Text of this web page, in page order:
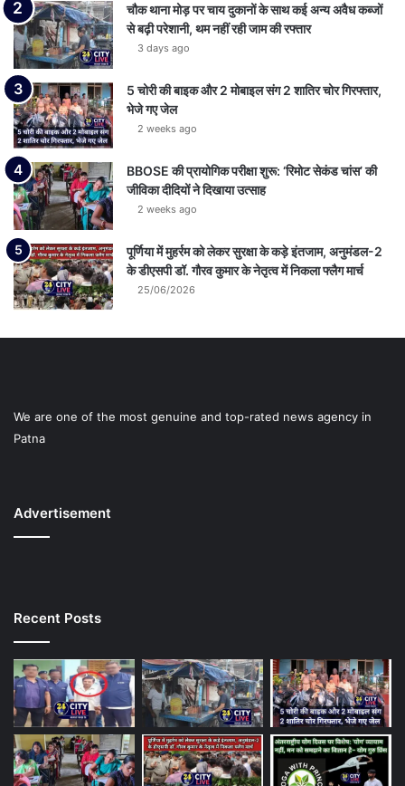
चौक थाना मोड़ पर चाय दुकानों के साथ कई अन्य अवैध कब्जों
से बढ़ी परेशानी, थम नहीं रही जाम की रफ्तार
3 days ago
5 चोरी की बाइक और 2 मोबाइल संग 2 शातिर चोर गिरफ्तार,
भेजे गए जेल
2 weeks ago
BBOSE की प्रायोगिक परीक्षा शुरू: ‘रिमोट सेकंड चांस’ की
जीविका दीदियों ने दिखाया उत्साह
2 weeks ago
पूर्णिया में मुहर्रम को लेकर सुरक्षा के कड़े इंतजाम, अनुमंडल-2
के डीएसपी डॉ. गौरव कुमार के नेतृत्व में निकला फ्लैग मार्च
25/06/2026
We are one of the most genuine and top-rated news agency in
Patna
Advertisement
Recent Posts